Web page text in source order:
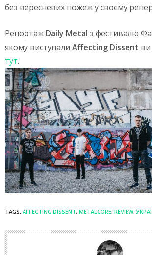
без вересневих пожеж у своєму
Репортаж Daily Metal з фестивалю
якому виступали Affecting Dissent
тут.
TAGS: AFFECTING DISSENT, METALCORE, REVIEW,